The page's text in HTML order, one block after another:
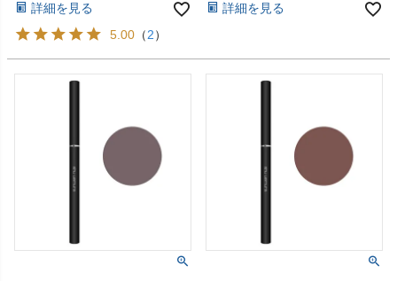
詳細を見る
5.00 （2）
詳細を見る